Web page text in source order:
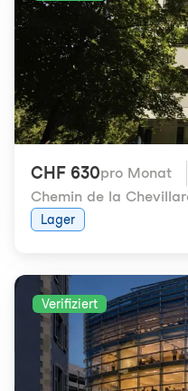
CHF 630pro Monat
Chemin de la
Lager
Verifiziert